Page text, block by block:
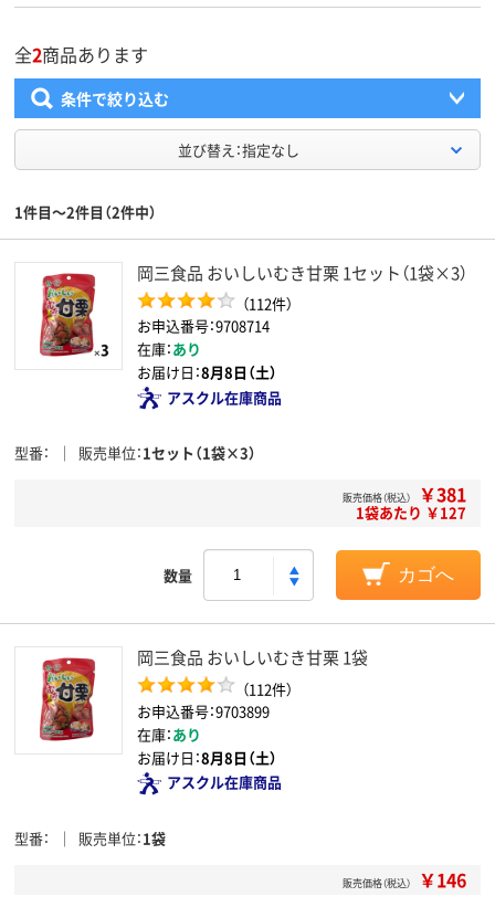
全2商品あります
条件で絞り込む
並び替え：指定なし
1件目～2件目（2件中）
岡三食品 おいしいむき甘栗 1セット（1袋×3）
（112件）
お申込番号：9708714
在庫：あり
お届け日：8月8日（土）
アスクル在庫商品
型番 販売単位 1セット（1袋×3）
販売価格（税込） ￥381
1袋あたり ￥127
数量 カゴへ
岡三食品 おいしいむき甘栗 1袋
（112件）
お申込番号：9703899
在庫：あり
お届け日：8月8日（土）
アスクル在庫商品
型番 販売単位 1袋
販売価格（税込） ￥146